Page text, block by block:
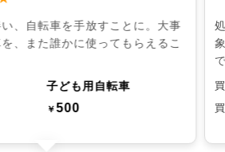
、自転車を手放すことに。大事
、また誰かに使ってもらえるこ
子ども用自転車
￥500